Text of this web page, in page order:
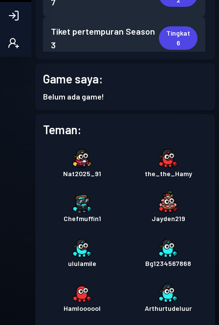
Tiket pertempuran Season
3
Tingkat
6
Game saya:
Belum ada game!
Teman:
Nat2025_91 the_the_Hamy
Chefmuffin1 Jayden219
ululamile Bg1234567868
Hamloooool Arthurtudeluur